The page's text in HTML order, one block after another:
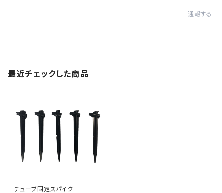
通報する
最近チェックした商品
チューブ固定スパイク